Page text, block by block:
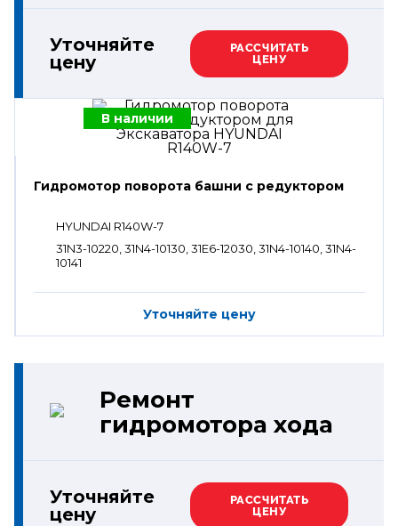
Уточняйте
цену
РАССЧИТАТЬ
ЦЕНУ
В наличии
Гидромотор поворота башни с редуктором
HYUNDAI R140W-7
31N3-10220, 31N4-10130, 31E6-12030, 31N4-10140, 31N4-
10141
Уточняйте цену
Ремонт
гидромотора хода
Уточняйте
цену
РАССЧИТАТЬ
ЦЕНУ